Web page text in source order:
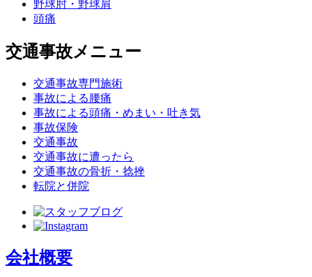
野球肘・野球肩
頭痛
交通事故メニュー
交通事故専門施術
事故による腰痛
事故による頭痛・めまい・吐き気
事故保険
交通事故
交通事故に遭ったら
交通事故の骨折・捻挫
転院と併院
会社概要